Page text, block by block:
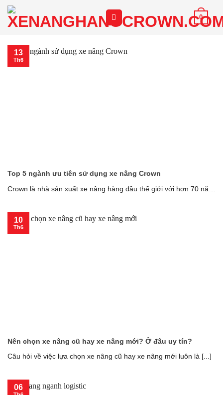
Chuyển
đến
dung
0
Top 5 ngành ưu tiên sử dụng xe nâng Crown
Crown là nhà sản xuất xe nâng hàng đầu thế giới với hơn 70 năm
13
Th6
Nên chọn xe nâng cũ hay xe nâng mới? Ở đâu uy tín?
Câu hỏi về việc lựa chọn xe nâng cũ hay xe nâng mới luôn là [...]
10
Th6
06